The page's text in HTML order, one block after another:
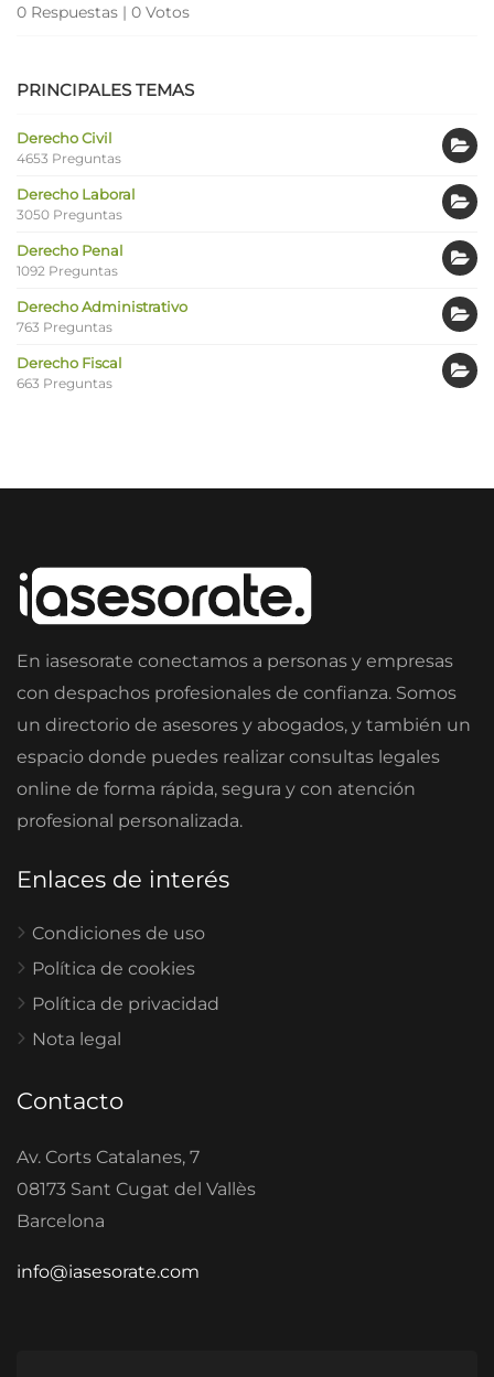
0 Respuestas | 0 Votos
PRINCIPALES TEMAS
Derecho Civil
4653 Preguntas
Derecho Laboral
3050 Preguntas
Derecho Penal
1092 Preguntas
Derecho Administrativo
763 Preguntas
Derecho Fiscal
663 Preguntas
En iasesorate conectamos a personas y empresas
con despachos profesionales de confianza. Somos
un directorio de asesores y abogados, y también un
espacio donde puedes realizar consultas legales
online de forma rápida, segura y con atención
profesional personalizada.
Enlaces de interés
Condiciones de uso
Política de cookies
Política de privacidad
Nota legal
Contacto
Av. Corts Catalanes, 7
08173 Sant Cugat del Vallès
Barcelona
info@iasesorate.com